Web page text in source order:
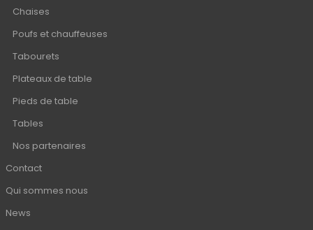
Chaises
Poufs et chauffeuses
Tabourets
Plateaux de table
Pieds de table
Tables
Nos partenaires
Contact
Qui sommes nous
News